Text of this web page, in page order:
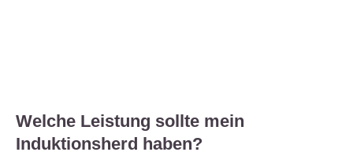
Welche Leistung sollte mein
Induktionsherd haben?